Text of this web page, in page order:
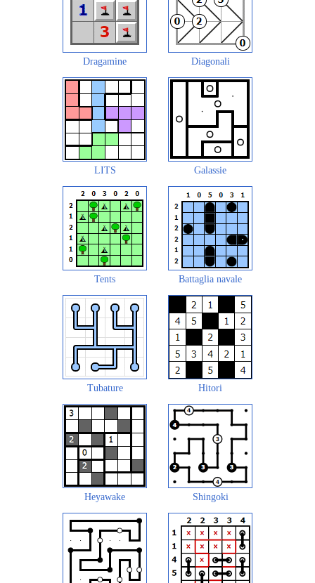
Dragamine Diagonali
LITS Galassie
Tents Battaglia navale
Tubature Hitori
Heyawake Shingoki